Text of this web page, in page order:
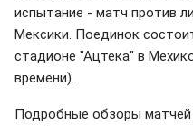
испытание - матч против
Мексики. Поединок
стадионе "Ацтека" в
времени).
Подробные обзоры